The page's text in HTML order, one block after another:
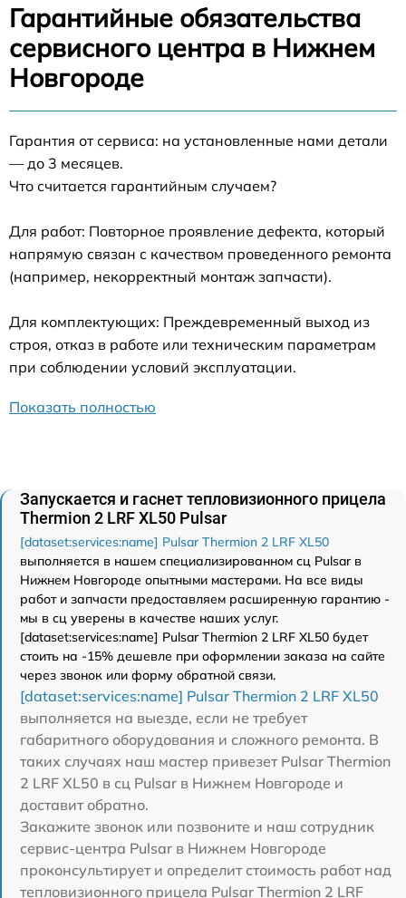
Гарантийные обязательства
сервисного центра в Нижнем
Новгороде
Гарантия от сервиса: на установленные нами детали
— до 3 месяцев.
Что считается гарантийным случаем?
Для работ: Повторное проявление дефекта, который
напрямую связан с качеством проведенного ремонта
(например, некорректный монтаж запчасти).
Для комплектующих: Преждевременный выход из
строя, отказ в работе или техническим параметрам
при соблюдении условий эксплуатации.
Показать полностью
Запускается и гаснет тепловизионного прицела
Thermion 2 LRF XL50 Pulsar
[dataset:services:name] Pulsar Thermion 2 LRF XL50
выполняется в нашем специализированном сц Pulsar в
Нижнем Новгороде опытными мастерами. На все виды
работ и запчасти предоставляем расширенную гарантию -
мы в сц уверены в качестве наших услуг.
[dataset:services:name] Pulsar Thermion 2 LRF XL50 будет
стоить на -15% дешевле при оформлении заказа на сайте
через звонок или форму обратной связи.
[dataset:services:name] Pulsar Thermion 2 LRF XL50
выполняется на выезде, если не требует
габаритного оборудования и сложного ремонта. В
таких случаях наш мастер привезет Pulsar Thermion
2 LRF XL50 в сц Pulsar в Нижнем Новгороде и
доставит обратно.
Закажите звонок или позвоните и наш сотрудник
сервис-центра Pulsar в Нижнем Новгороде
проконсультирует и определит стоимость работ над
тепловизионного прицела Pulsar Thermion 2 LRF